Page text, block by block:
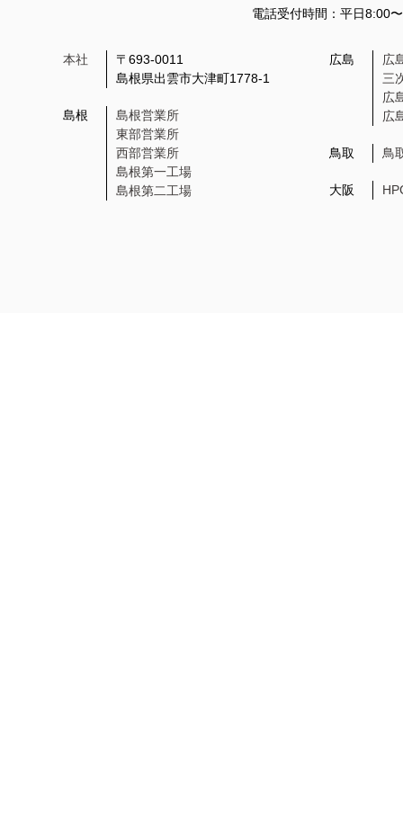
電話受付時間：平日8:00
本社
〒693-0011
島根県出雲市大津町1778-1
島根
島根営業所
東部営業所
西部営業所
島根第一工場
島根第二工場
広島
広
三
広
広
鳥取 鳥
大阪